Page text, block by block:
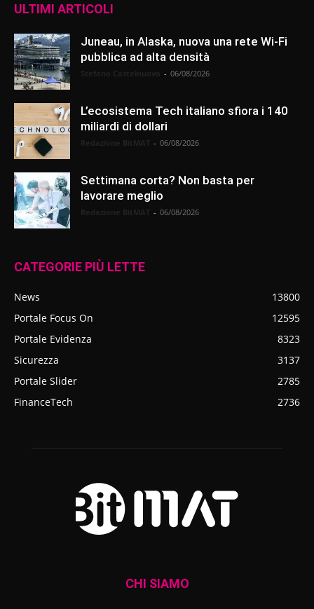
ULTIMI ARTICOLI
Juneau, in Alaska, nuova una rete Wi-Fi
pubblica ad alta densità
- 06/08/2026
L’ecosistema Tech italiano sfiora i 140
miliardi di dollari
- 06/08/2026
Settimana corta? Non basta per
lavorare meglio
- 06/08/2026
CATEGORIE PIÙ LETTE
News
13800
Portale Focus On
12595
Portale Evidenza
8323
Sicurezza
3137
Portale Slider
2785
FinanceTech
2736
CHI SIAMO